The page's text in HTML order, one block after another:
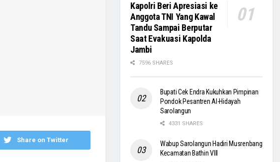
Share on Twitter
Kapolri Beri Apresiasi ke
Anggota TNI Yang Kawal
Tandu Sampai Berputar
Saat Evakuasi Kapolda
Jambi
7596 SHARES
Bupati Cek Endra Kukuhkan Pimpinan
Pondok Pesantren Al-Hidayah
Sarolangun
4331 SHARES
Wabup Sarolangun Hadiri Musrenbang
Kecamatan Bathin VIII